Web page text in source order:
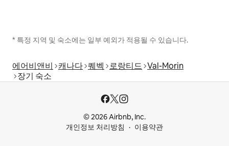
* 특정 지역 및 숙소에는 일부 예외가 적용될 수 있습니다.
에어비앤비 캐나다 퀘벡 로랑티드 Val-Morin
장기 숙소
© 2026 Airbnb, Inc.
개인정보 처리방침
이용약관